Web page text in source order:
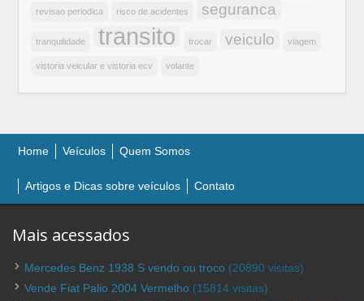
revisao periodica risco de acidentes seguranca
tranquilidade transito trocar veiculo viagem
vistoria veicular e vistoria ecv volante
Home Veículos Quem Somos
Artigos e Dicas sobre veículos Contato
Mais acessados
Mercedes Benz 1938 S vendo ou troco (20890 visitas)
Vende Fiat Palio 2004 Vermelho (15814 visitas)